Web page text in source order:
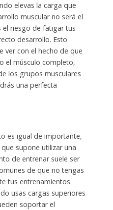
elevas la carga que
muscular no será el
riesgo de fatigar tus
desarrollo. Esto
ver con el hecho de que
el músculo completo,
los grupos musculares
una perfecta
es igual de importante,
supone utilizar una
de entrenar suele ser
de que no tengas
tus entrenamientos.
usas cargas superiores
soportar el